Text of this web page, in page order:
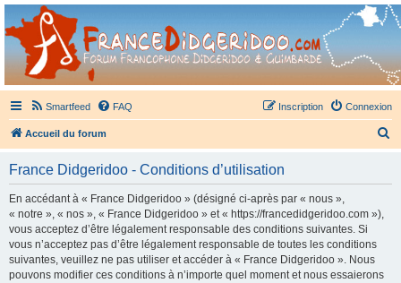
France Didgeridoo
Didgeridoo et Guimbarde sur France Didgeridoo - retrouvez la communauté.
Smartfeed FAQ Connexion
Inscription
Accueil du forum
France Didgeridoo - Conditions d’utilisation
En accédant à « France Didgeridoo » (désigné ci-après par « nous »,
« notre », « nos », « France Didgeridoo » et « https://francedidgeridoo.com »),
vous acceptez d’être légalement responsable des conditions suivantes. Si
vous n’acceptez pas d’être légalement responsable de toutes les conditions
suivantes, veuillez ne pas utiliser et accéder à « France Didgeridoo ». Nous
pouvons modifier ces conditions à n’importe quel moment et nous essaierons